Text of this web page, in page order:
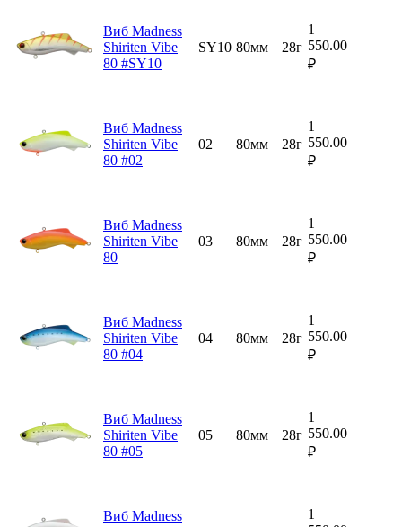
Виб Madness
Shiriten Vibe
80 #SY10
SY10 80мм 28г
1
550.00
₽
Виб Madness
Shiriten Vibe
80 #02
02 80мм 28г
1
550.00
₽
Виб Madness
Shiriten Vibe
80
03 80мм 28г
1
550.00
₽
Виб Madness
Shiriten Vibe
80 #04
04 80мм 28г
1
550.00
₽
Виб Madness
Shiriten Vibe
80 #05
05 80мм 28г
1
550.00
₽
Виб Madness
1